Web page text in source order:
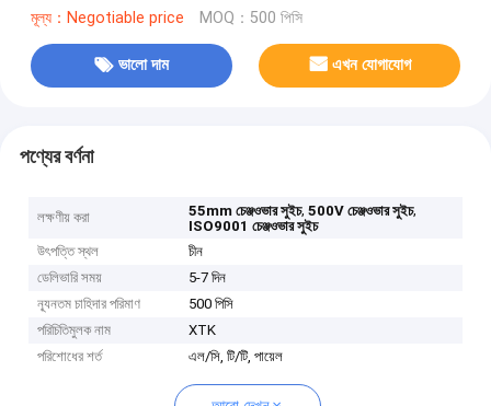
মূল্য：Negotiable price MOQ：500 পিসি
ভালো দাম এখন যোগাযোগ
পণ্যের বর্ণনা
লক্ষণীয় করা 55mm চেঞ্জওভার সুইচ,500V চেঞ্জওভার সুইচ,
ISO9001 চেঞ্জওভার সুইচ
উৎপত্তি স্থল
চীন
ডেলিভারি সময়
5-7 দিন
ন্যূনতম চাহিদার পরিমাণ
500 পিসি
পরিচিতিমুলক নাম
XTK
পরিশোধের শর্ত
এল/সি, টি/টি, পায়েল